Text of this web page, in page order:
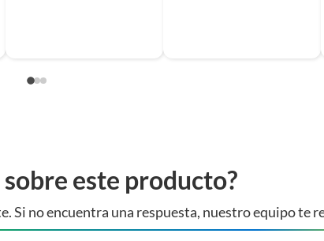
sobre este producto?
Si no encuentra una respuesta, nuestro equipo te